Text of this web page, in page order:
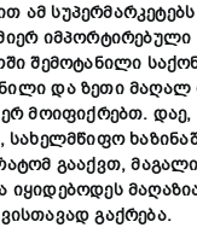
ამ სუპერმარკეტებს
იმპორტირებული
შემოტანილი
და ზეთი მაღალ
მოიფიქრებთ. დაე,
, სახელმწიფო
გააქვთ,
იყიდებოდეს
გაქრება.